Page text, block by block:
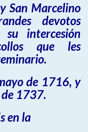
San Marcelino
devotos
intercesión
que les
de 1716, y
1737.
en la